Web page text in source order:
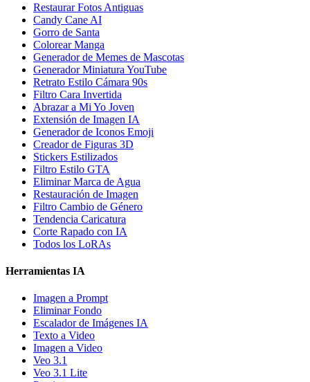
Restaurar Fotos Antiguas
Candy Cane AI
Gorro de Santa
Colorear Manga
Generador de Memes de Mascotas
Generador Miniatura YouTube
Retrato Estilo Cámara 90s
Filtro Cara Invertida
Abrazar a Mi Yo Joven
Extensión de Imagen IA
Generador de Iconos Emoji
Creador de Figuras 3D
Stickers Estilizados
Filtro Estilo GTA
Eliminar Marca de Agua
Restauración de Imagen
Filtro Cambio de Género
Tendencia Caricatura
Corte Rapado con IA
Todos los LoRAs
Herramientas IA
Imagen a Prompt
Eliminar Fondo
Escalador de Imágenes IA
Texto a Video
Imagen a Video
Veo 3.1
Veo 3.1 Lite